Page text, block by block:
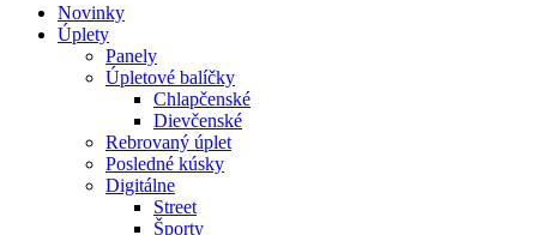
Novinky
Úplety
Panely
Úpletové balíčky
Chlapčenské
Dievčenské
Rebrovaný úplet
Posledné kúsky
Digitálne
Street
Športy